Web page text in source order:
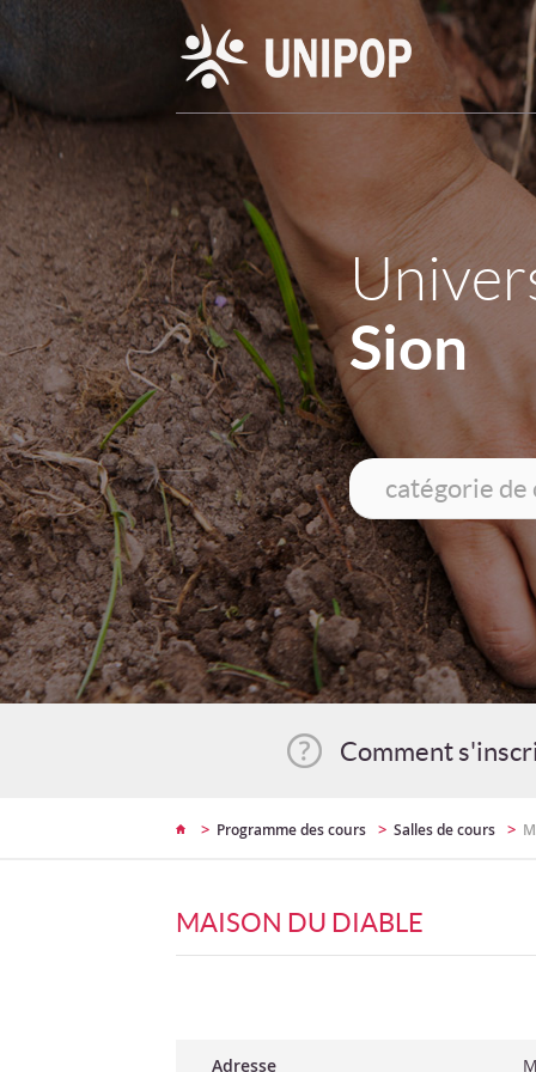
Sion
Comment
> Programme des cours > Salles de cours >
MAISON DU DIABLE
Adresse